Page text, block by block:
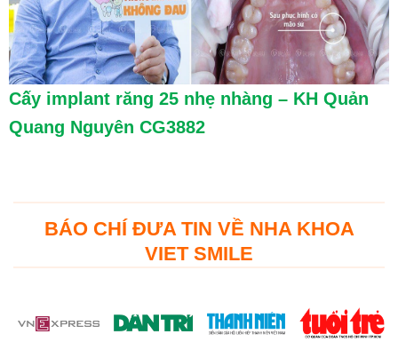
Cấy implant răng 25 nhẹ nhàng – KH Quản
Quang Nguyên CG3882
BÁO CHÍ ĐƯA TIN VỀ NHA KHOA
VIET SMILE